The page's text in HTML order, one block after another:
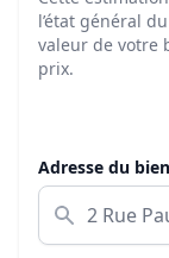
l’état général
valeur de votre
prix.
Adresse du